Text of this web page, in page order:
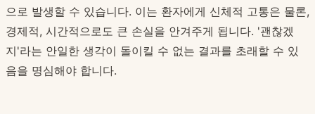
으로 발생할 수 있습니다. 이는 환자에게 신체적 고통은 물론,
경제적, 시간적으로도 큰 손실을 안겨주게 됩니다. '괜찮겠
지'라는 안일한 생각이 돌이킬 수 없는 결과를 초래할 수 있
음을 명심해야 합니다.